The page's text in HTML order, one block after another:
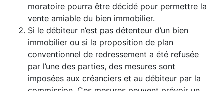
moratoire pourra être décidé pour permettre la
vente amiable du bien immobilier.
Si le débiteur n’est pas détenteur d’un bien
immobilier ou si la proposition de plan
conventionnel de redressement a été refusée
par l’une des parties, des mesures sont
imposées aux créanciers et au débiteur par la